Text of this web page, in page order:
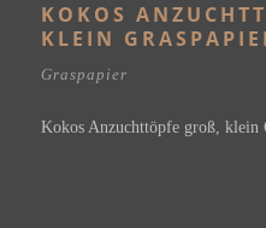
KOKOS
LEIN
Graspapier
Kokos Anzuchttöpfe groß, klein